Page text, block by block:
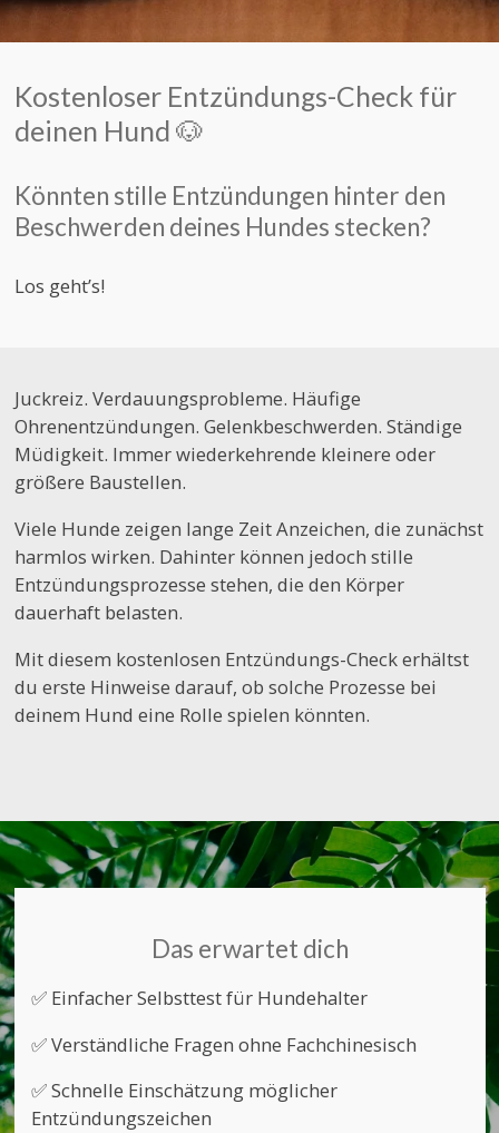
Kostenloser Entzündungs-Check für
deinen Hund 🐶
Könnten stille Entzündungen hinter den
Beschwerden deines Hundes stecken?
Los geht’s!
Juckreiz. Verdauungsprobleme. Häufige
Ohrenentzündungen. Gelenkbeschwerden. Ständige
Müdigkeit. Immer wiederkehrende kleinere oder
größere Baustellen.
Viele Hunde zeigen lange Zeit Anzeichen, die zunächst
harmlos wirken. Dahinter können jedoch stille
Entzündungsprozesse stehen, die den Körper
dauerhaft belasten.
Mit diesem kostenlosen Entzündungs-Check erhältst
du erste Hinweise darauf, ob solche Prozesse bei
deinem Hund eine Rolle spielen könnten.
Das erwartet dich
✅ Einfacher Selbsttest für Hundehalter
✅ Verständliche Fragen ohne Fachchinesisch
✅ Schnelle Einschätzung möglicher
Entzündungszeichen